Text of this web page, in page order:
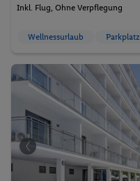
Inkl. Flug, Ohne Verpflegung
Wellnessurlaub Parkplatz